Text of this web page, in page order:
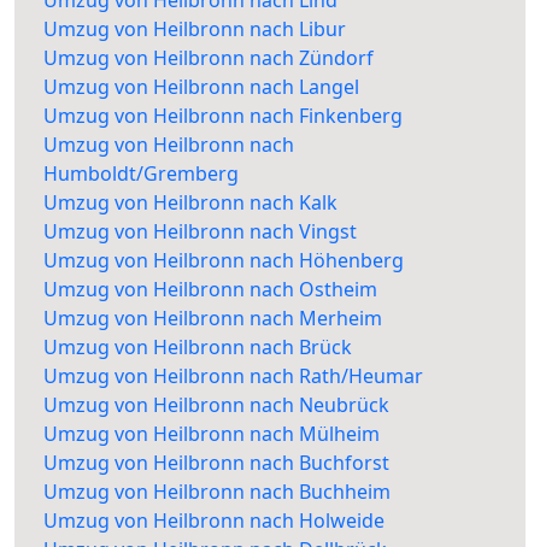
Umzug von Heilbronn nach Libur
Umzug von Heilbronn nach Zündorf
Umzug von Heilbronn nach Langel
Umzug von Heilbronn nach Finkenberg
Umzug von Heilbronn nach
Humboldt/Gremberg
Umzug von Heilbronn nach Kalk
Umzug von Heilbronn nach Vingst
Umzug von Heilbronn nach Höhenberg
Umzug von Heilbronn nach Ostheim
Umzug von Heilbronn nach Merheim
Umzug von Heilbronn nach Brück
Umzug von Heilbronn nach Rath/Heumar
Umzug von Heilbronn nach Neubrück
Umzug von Heilbronn nach Mülheim
Umzug von Heilbronn nach Buchforst
Umzug von Heilbronn nach Buchheim
Umzug von Heilbronn nach Holweide